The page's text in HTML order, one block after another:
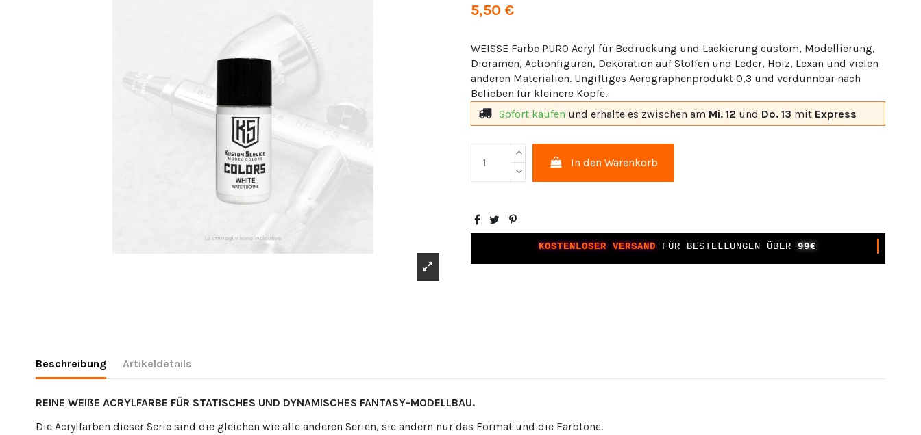
5,50 €
WEISSE Farbe PURO Acryl für Bedruckung und Lackierung custom, Modellierung,
Dioramen, Actionfiguren, Dekoration auf Stoffen und Leder, Holz, Lexan und vielen
anderen Materialien. Ungiftiges Aerographenprodukt 0,3 und verdünnbar nach
Belieben für kleinere Köpfe.
Sofort kaufen und erhalte es zwischen am Mi. 12 und Do. 13 mit Express
In den Warenkorb
KOSTENLOSER VERSAND FÜR BESTELLUNGEN ÜBER 99€
Beschreibung Artikeldetails
REINE WEIßE ACRYLFARBE FÜR STATISCHES UND DYNAMISCHES FANTASY-MODELLBAU.
Die Acrylfarben dieser Serie sind die gleichen wie alle anderen Serien, sie ändern nur das Format und die Farbtöne.